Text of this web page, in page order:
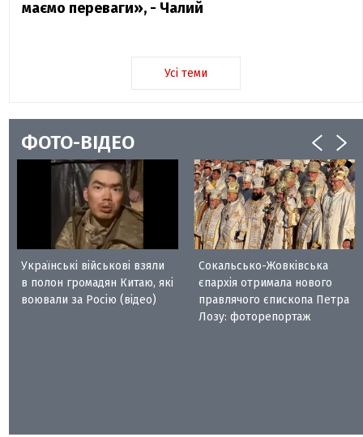
маємо переваги», - Чалий
Усі теми
ФОТО-ВІДЕО
Українські військові взяли
в полон громадян Китаю, які
воювали за Росію (відео)
Сокальсько-Жовківська
єпархія отримала нового
правлячого єпископа Петра
Лозу: фоторепортаж